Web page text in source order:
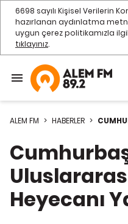
6698 sayılı Kişisel Verilerin
hazırlanan aydınlatma
uygun çerez politikamızla
tıklayınız.
ALEM FM > HABERLER >
Heyecanı